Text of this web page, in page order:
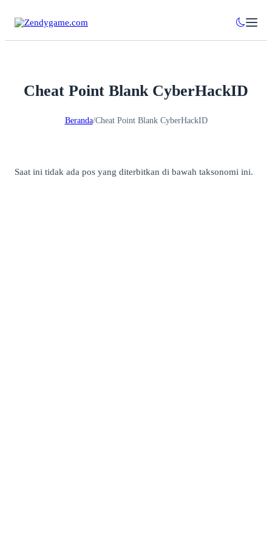
Cheat Point Blank CyberHackID
Beranda/Cheat Point Blank CyberHackID
Saat ini tidak ada pos yang diterbitkan di bawah taksonomi ini.